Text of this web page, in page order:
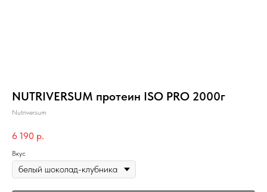
NUTRIVERSUM протеин ISO PRO 2000г
Nutriversum
6 190 р.
Вкус